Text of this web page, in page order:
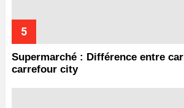
Supermarché : Différence entre
carrefour city